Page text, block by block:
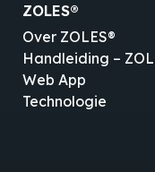
ZOLES®
Over ZOLES®
Handleiding –
Web App
Technologie